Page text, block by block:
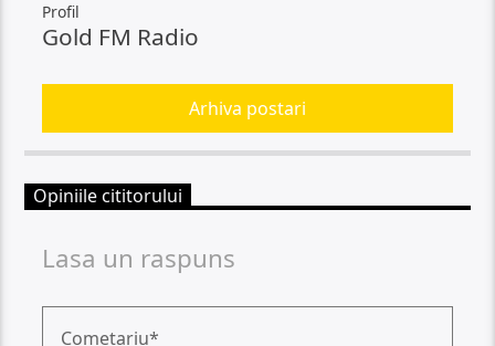
Profil
Gold FM Radio
Arhiva postari
Opiniile cititorului
Lasa un raspuns